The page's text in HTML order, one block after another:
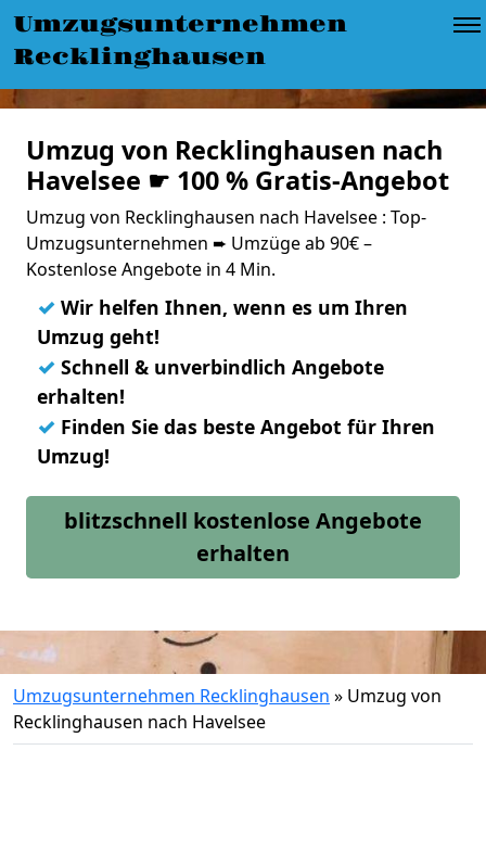
Umzugsunternehmen
Recklinghausen
Umzug von Recklinghausen nach
Havelsee ☛ 100 % Gratis-Angebot
Umzug von Recklinghausen nach Havelsee : Top-
Umzugsunternehmen ➨ Umzüge ab 90€ –
Kostenlose Angebote in 4 Min.
✓ Wir helfen Ihnen, wenn es um Ihren
Umzug geht!
✓ Schnell & unverbindlich Angebote
erhalten!
✓ Finden Sie das beste Angebot für Ihren
Umzug!
blitzschnell kostenlose Angebote
erhalten
Umzugsunternehmen Recklinghausen » Umzug von
Recklinghausen nach Havelsee